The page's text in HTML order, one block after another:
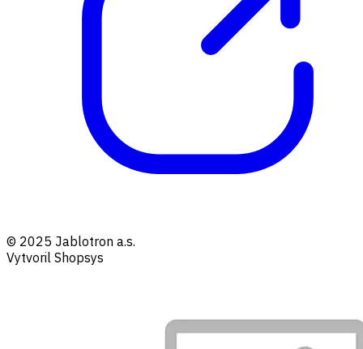
© 2025 Jablotron a.s.
Vytvoril Shopsys